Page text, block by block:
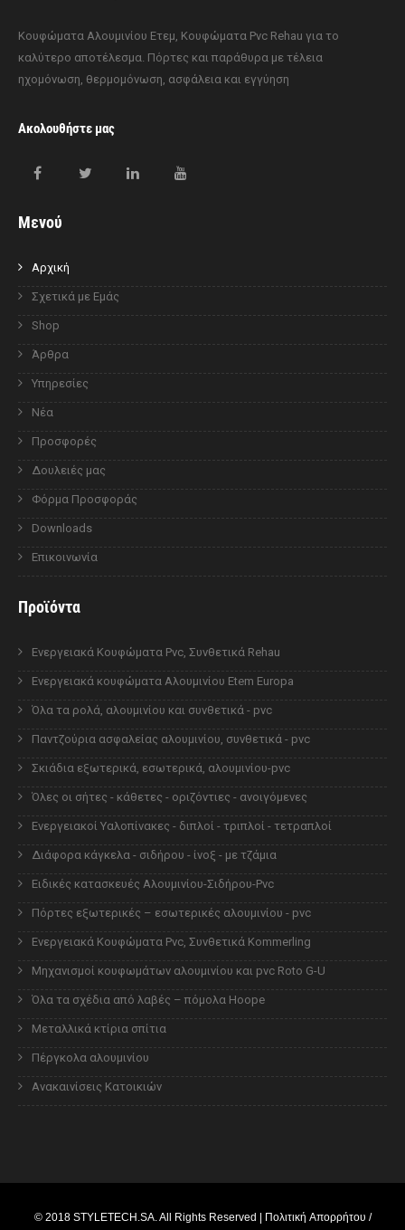
Κουφώματα Αλουμινίου Ετεμ, Κουφώματα Pvc Rehau για το
καλύτερο αποτέλεσμα. Πόρτες και παράθυρα με τέλεια
ηχομόνωση, θερμομόνωση, ασφάλεια και εγγύηση
Ακολουθήστε μας
Μενού
Αρχική
Σχετικά με Εμάς
Shop
Άρθρα
Υπηρεσίες
Νέα
Προσφορές
Δουλειές μας
Φόρμα Προσφοράς
Downloads
Επικοινωνία
Προϊόντα
Ενεργειακά Κουφώματα Pvc, Συνθετικά Rehau
Ενεργειακά κουφώματα Αλουμινίου Etem Europa
Όλα τα ρολά, αλουμινίου και συνθετικά - pvc
Παντζούρια ασφαλείας αλουμινίου, συνθετικά - pvc
Σκιάδια εξωτερικά, εσωτερικά, αλουμινίου-pvc
Όλες οι σήτες - κάθετες - οριζόντιες - ανοιγόμενες
Ενεργειακοί Υαλοπίνακες - διπλοί - τριπλοί - τετραπλοί
Διάφορα κάγκελα - σιδήρου - ίνοξ - με τζάμια
Ειδικές κατασκευές Αλουμινίου-Σιδήρου-Pvc
Πόρτες εξωτερικές – εσωτερικές αλουμινίου - pvc
Ενεργειακά Κουφώματα Pvc, Συνθετικά Kommerling
Μηχανισμοί κουφωμάτων αλουμινίου και pvc Roto G-U
Όλα τα σχέδια από λαβές – πόμολα Hoope
Μεταλλικά κτίρια σπίτια
Πέργκολα αλουμινίου
Ανακαινίσεις Κατοικιών
© 2018 STYLETECH.SA. All Rights Reserved | Πολιτική Απορρήτου /